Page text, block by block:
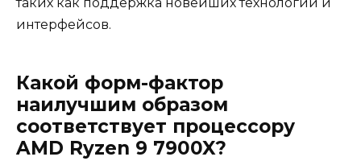
интерфейсов.
Какой форм-фактор
наилучшим образом
соответствует процессору
AMD Ryzen 9 7900X?